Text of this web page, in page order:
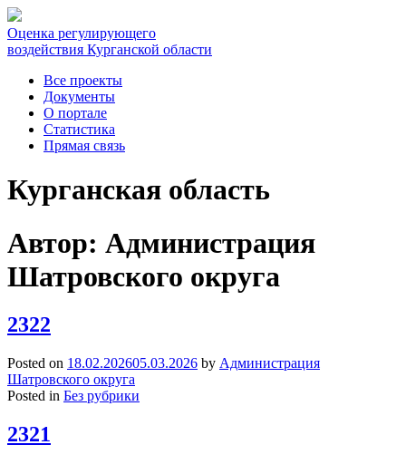
Оценка регулирующего
воздействия Курганской области
Все проекты
Документы
О портале
Статистика
Прямая связь
Курганская область
Автор: Администрация
Шатровского округа
2322
Posted on 18.02.202605.03.2026 by Администрация
Шатровского округа
Posted in Без рубрики
2321